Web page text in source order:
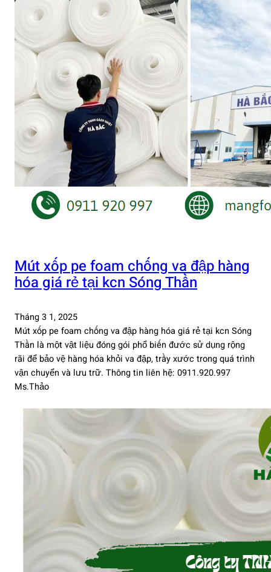
Mút xốp pe foam chống va đập hàng
hóa giá rẻ tại kcn Sóng Thần
Tháng 3 1, 2025
Mút xốp pe foam chống va đập hàng hóa giá rẻ tại kcn Sóng
Thần là một vật liệu đóng gói phổ biến đước sử dụng rộng
rãi để bảo vệ hàng hóa khỏi va đập, trầy xước trong quá trình
vận chuyển và lưu trữ. Thông tin liên hệ: 0911.920.997
Ms.Thảo